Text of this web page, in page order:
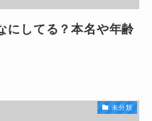
にしてる？本名や年齢
未分類